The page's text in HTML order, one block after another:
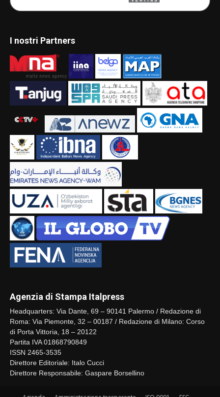
I nostri Partners
Agenzia di Stampa Italpress
Headquarters: Via Dante, 69 – 90141 Palermo / Redazione di
Roma: Via Piemonte, 32 – 00187 / Redazione di Milano: Corso
di Porta Vittoria, 18 – 20122
Partita IVA 01868790849
ISSN 2465-3535
Direttore Editoriale: Italo Cucci
Direttore Responsabile: Gaspare Borsellino